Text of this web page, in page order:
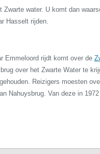
water. U komt dan
Hasselt rijden.
Emmeloord rijdt komt over de
over het Zwarte Water te
Reizigers moesten
Nahuysbrug. Van deze in